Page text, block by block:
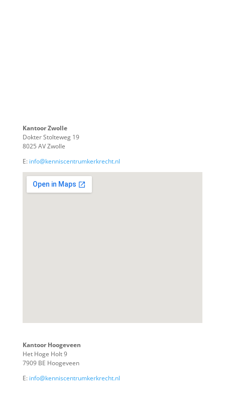
Kantoor Zwolle
Dokter Stolteweg 19
8025 AV Zwolle
E: info@kenniscentrumkerkrecht.nl
Kantoor Hoogeveen
Het Hoge Holt 9
7909 BE Hoogeveen
E: info@kenniscentrumkerkrecht.nl